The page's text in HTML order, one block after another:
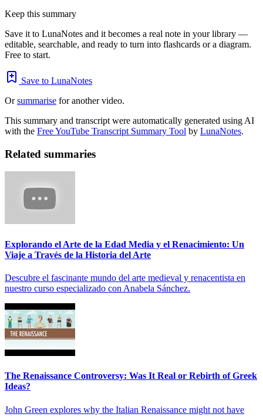
Keep this summary
Save it to LunaNotes and it becomes a real note in your library —
editable, searchable, and ready to turn into flashcards or a diagram.
Free to start.
Save to LunaNotes
Orsummarise for another video.
This summary and transcript were automatically generated using AI
with the Free YouTube Transcript Summary Tool by LunaNotes.
Related summaries
Explorando el Arte de la Edad Media y el Renacimiento: Un
Viaje a Través de la Historia del Arte
Descubre el fascinante mundo del arte medieval y renacentista en
nuestro curso especializado con Anabela Sánchez.
The Renaissance Controversy: Was It Real or Rebirth of Greek
Ideas?
John Green explores why the Italian Renaissance might not have